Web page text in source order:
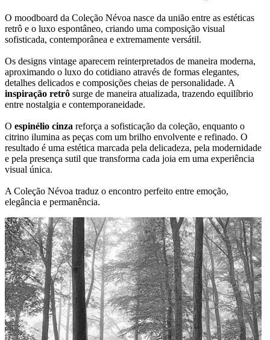
O moodboard da Coleção Névoa nasce da união entre as estéticas
retrô e o luxo espontâneo, criando uma composição visual
sofisticada, contemporânea e extremamente versátil.
Os designs vintage aparecem reinterpretados de maneira moderna,
aproximando o luxo do cotidiano através de formas elegantes,
detalhes delicados e composições cheias de personalidade. A
inspiração retrô surge de maneira atualizada, trazendo equilíbrio
entre nostalgia e contemporaneidade.
O espinélio cinza reforça a sofisticação da coleção, enquanto o
citrino ilumina as peças com um brilho envolvente e refinado. O
resultado é uma estética marcada pela delicadeza, pela modernidade
e pela presença sutil que transforma cada joia em uma experiência
visual única.
A Coleção Névoa traduz o encontro perfeito entre emoção,
elegância e permanência.